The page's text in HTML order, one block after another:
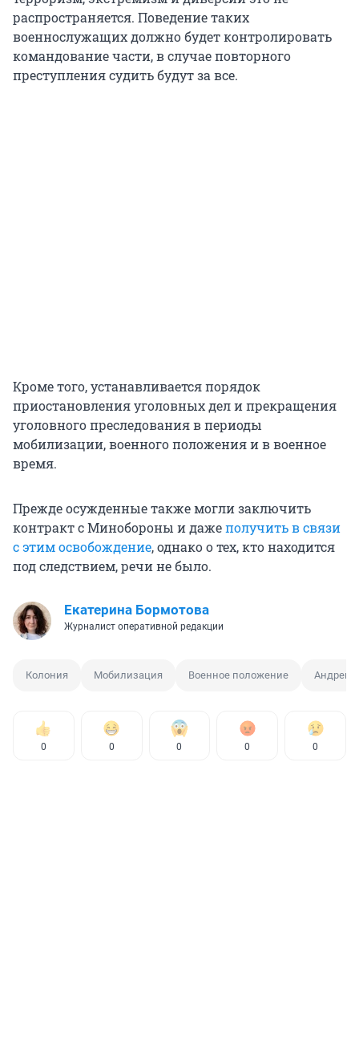
распространяется. Поведение таких
военнослужащих должно будет контролировать
командование части, в случае повторного
преступления судить будут за все.
Кроме того, устанавливается порядок
приостановления уголовных дел и прекращения
уголовного преследования в периоды
мобилизации, военного положения и в военное
время.
Прежде осужденные также могли заключить
контракт с Минобороны и дажеполучить в связи
с этим освобождение, однако о тех, кто находится
под следствием, речи не было.
Екатерина Бормотова
Журналист оперативной редакции
Колония Мобилизация Военное положение Андрей
0 0 0 0 0